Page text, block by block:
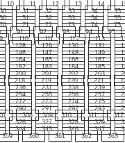
10 11 12 13 14
31 32 33 34
35
51 52 53 54
55
71 72 73 74
75
91 92 93 94
95
110 111 112 113
128 129 130 131
146 147 148 149
164 165 166 167
182 183 184 185
200 201 202 203
218 219 220 221
236 237 238 239
254 255 256 257
272 273 274 275
290 291 292 293
308 309 310 311
312
326 327 328 329
344 345 346 347
359 360 361 362 363